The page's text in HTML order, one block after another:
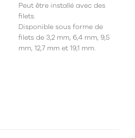
Peut être installé avec des
filets.
Disponible sous forme de
filets de 3,2 mm, 6,4 mm, 9,5
mm, 12,7 mm et 19,1 mm.